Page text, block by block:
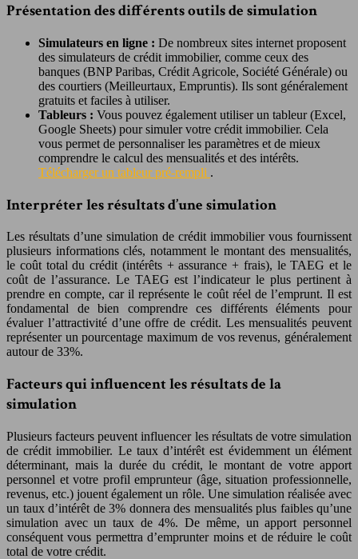
Présentation des différents outils de simulation
Simulateurs en ligne : De nombreux sites internet proposent
des simulateurs de crédit immobilier, comme ceux des
banques (BNP Paribas, Crédit Agricole, Société Générale) ou
des courtiers (Meilleurtaux, Empruntis). Ils sont généralement
gratuits et faciles à utiliser.
Tableurs : Vous pouvez également utiliser un tableur (Excel,
Google Sheets) pour simuler votre crédit immobilier. Cela
vous permet de personnaliser les paramètres et de mieux
comprendre le calcul des mensualités et des intérêts.
Télécharger un tableur pré-rempli .
Interpréter les résultats d’une simulation
Les résultats d’une simulation de crédit immobilier vous fournissent
plusieurs informations clés, notamment le montant des mensualités,
le coût total du crédit (intérêts + assurance + frais), le TAEG et le
coût de l’assurance. Le TAEG est l’indicateur le plus pertinent à
prendre en compte, car il représente le coût réel de l’emprunt. Il est
fondamental de bien comprendre ces différents éléments pour
évaluer l’attractivité d’une offre de crédit. Les mensualités peuvent
représenter un pourcentage maximum de vos revenus, généralement
autour de 33%.
Facteurs qui influencent les résultats de la
simulation
Plusieurs facteurs peuvent influencer les résultats de votre simulation
de crédit immobilier. Le taux d’intérêt est évidemment un élément
déterminant, mais la durée du crédit, le montant de votre apport
personnel et votre profil emprunteur (âge, situation professionnelle,
revenus, etc.) jouent également un rôle. Une simulation réalisée avec
un taux d’intérêt de 3% donnera des mensualités plus faibles qu’une
simulation avec un taux de 4%. De même, un apport personnel
conséquent vous permettra d’emprunter moins et de réduire le coût
total de votre crédit.